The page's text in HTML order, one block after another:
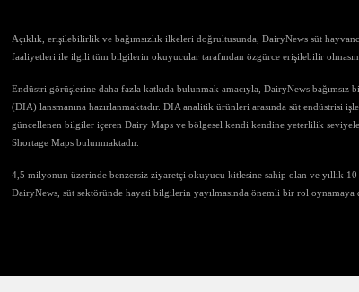
Açıklık, erişilebilirlik ve bağımsızlık ilkeleri doğrultusunda, DairyNews süt
faaliyetleri ile ilgili tüm bilgilerin okuyucular tarafından özgürce erişilebilir olmasını
Endüstri görüşlerine daha fazla katkıda bulunmak amacıyla, DairyNews
(DIA) lansmanına hazırlanmaktadır. DIA analitik ürünleri arasında süt endüstrisi
güncellenen bilgiler içeren Dairy Maps ve bölgesel kendi kendine yeterlilik
Shortage Maps bulunmaktadır.
4,5 milyonun üzerinde benzersiz ziyaretçi okuyucu kitlesine sahip olan ve yıllık
DairyNews, süt sektöründe hayati bilgilerin yayılmasında önemli bir rol oynamaya